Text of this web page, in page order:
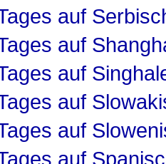
auf
auf
auf
auf
auf
auf